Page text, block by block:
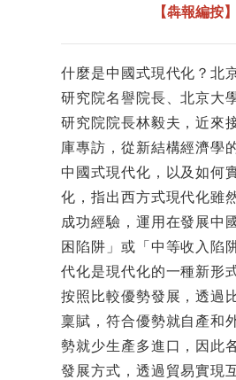
【犇報編按】
什麼是中國式現代化？北
研究院名譽院長、北京大
研究院院長林毅夫，近來
庫專訪，從新結構經濟學
中國式現代化，以及如何
化，指出西方式現代化雖
成功經驗，運用在發展中
困陷阱」或「中等收入陷
代化是現代化的一種新形
按照比較優勢發展，透過
稟賦，符合優勢就自產和
勢就少生產多進口，因此
發展方式，透過貿易實現